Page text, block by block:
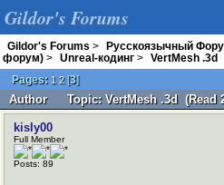
Gildor's Forums
Gildor's Forums > Русскоязычный
форум) > Unreal-кодинг >
VertMesh .3d
Pages: 1 2[3]
Author Topic: VertMesh .3d (Read
kisly00
Full Member
Posts: 89